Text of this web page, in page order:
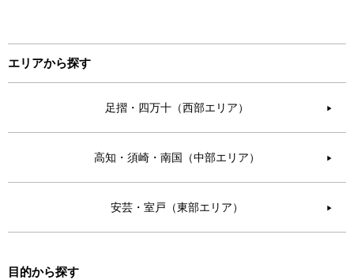
エリアから探す
足摺・四万十（西部エリア） ▶︎
高知・須崎・南国（中部エリア） ▶︎
安芸・室戸（東部エリア） ▶︎
目的から探す